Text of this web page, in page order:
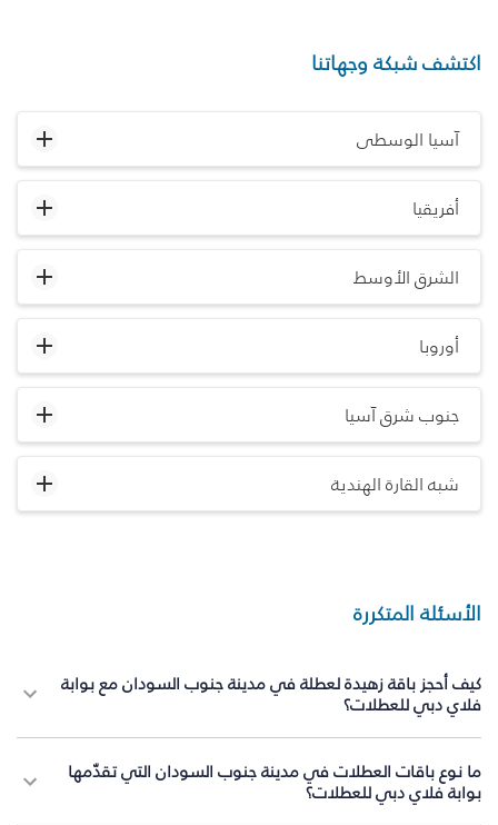
اكتشف شبكة وجهاتنا
آسيا الوسطى
أفريقيا
الشرق الأوسط
أوروبا
جنوب شرق آسيا
شبه القارة الهندية
الأسئلة المتكررة
كيف أحجز باقة زهيدة لعطلة في مدينة جنوب السودان مع بوابة
فلاي دبي للعطلات؟
ما نوع باقات العطلات في مدينة جنوب السودان التي تقدّمها
بوابة فلاي دبي للعطلات؟